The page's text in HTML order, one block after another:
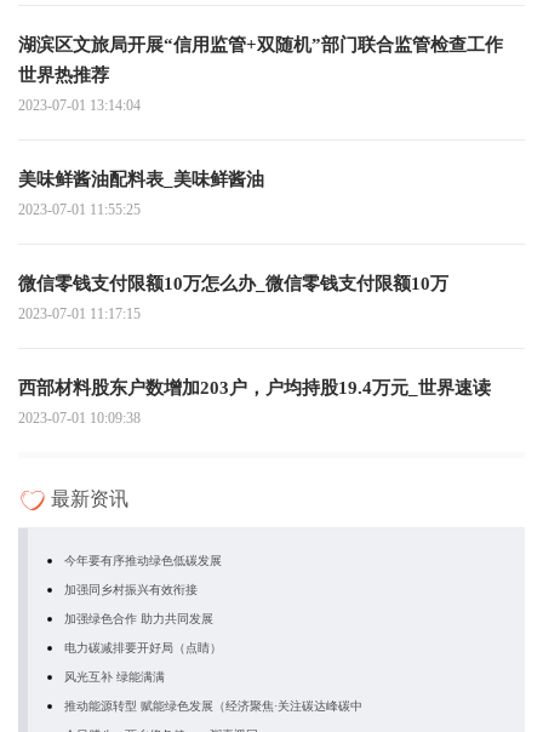
湖滨区文旅局开展“信用监管+双随机”部门联合监管检查工作
世界热推荐
2023-07-01 13:14:04
美味鲜酱油配料表_美味鲜酱油
2023-07-01 11:55:25
微信零钱支付限额10万怎么办_微信零钱支付限额10万
2023-07-01 11:17:15
西部材料股东户数增加203户，户均持股19.4万元_世界速读
2023-07-01 10:09:38
最新资讯
今年要有序推动绿色低碳发展
加强同乡村振兴有效衔接
加强绿色合作 助力共同发展
电力碳减排要开好局（点睛）
风光互补 绿能满满
推动能源转型 赋能绿色发展（经济聚焦·关注碳达峰碳中